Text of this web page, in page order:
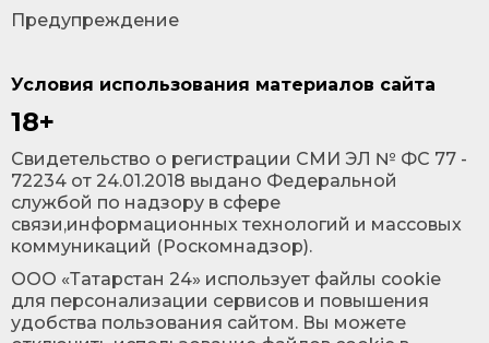
Условия использования материалов сайта
18+
Cвидетельство о регистрации СМИ ЭЛ № ФС 77 -
72234 от 24.01.2018 выдано Федеральной
службой по надзору в сфере
связи,информационных технологий и массовых
коммуникаций (Роскомнадзор).
ООО «Татарстан 24» использует файлы cookie
для персонализации сервисов и повышения
удобства пользования сайтом. Вы можете
Предупреждение